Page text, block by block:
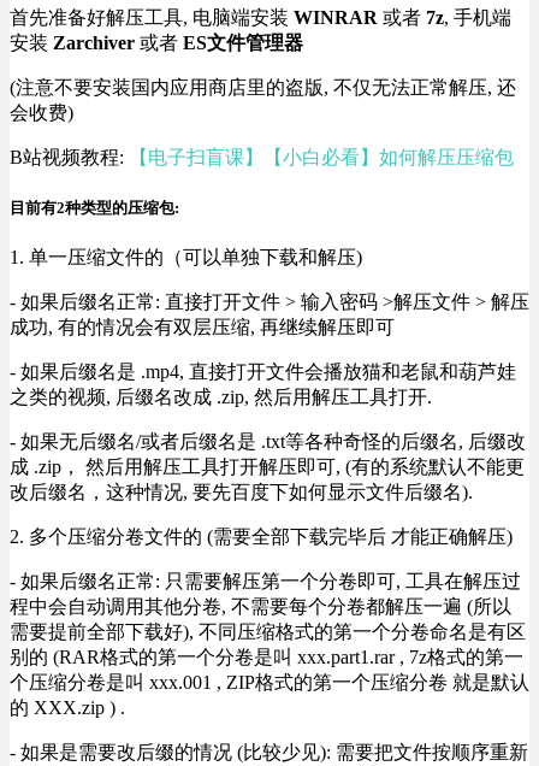
首先准备好解压工具, 电脑端安装 WINRAR 或者 7z, 手机端
安装 Zarchiver 或者 ES文件管理器
(注意不要安装国内应用商店里的盗版, 不仅无法正常解压, 还
会收费)
B站视频教程: 【电子扫盲课】【小白必看】如何解压压缩包
目前有2种类型的压缩包:
1. 单一压缩文件的（可以单独下载和解压)
- 如果后缀名正常: 直接打开文件 > 输入密码 >解压文件 > 解压
成功, 有的情况会有双层压缩, 再继续解压即可
- 如果后缀名是 .mp4, 直接打开文件会播放猫和老鼠和葫芦娃
之类的视频, 后缀名改成 .zip, 然后用解压工具打开.
- 如果无后缀名/或者后缀名是 .txt等各种奇怪的后缀名, 后缀改
成 .zip， 然后用解压工具打开解压即可, (有的系统默认不能更
改后缀名，这种情况, 要先百度下如何显示文件后缀名).
2. 多个压缩分卷文件的 (需要全部下载完毕后 才能正确解压)
- 如果后缀名正常: 只需要解压第一个分卷即可, 工具在解压过
程中会自动调用其他分卷, 不需要每个分卷都解压一遍 (所以
需要提前全部下载好), 不同压缩格式的第一个分卷命名是有区
别的 (RAR格式的第一个分卷是叫 xxx.part1.rar , 7z格式的第一
个压缩分卷是叫 xxx.001 , ZIP格式的第一个压缩分卷 就是默认
的 XXX.zip ) .
- 如果是需要改后缀的情况 (比较少见): 需要把文件按顺序重新